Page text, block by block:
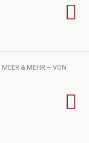
& MEHR – VON